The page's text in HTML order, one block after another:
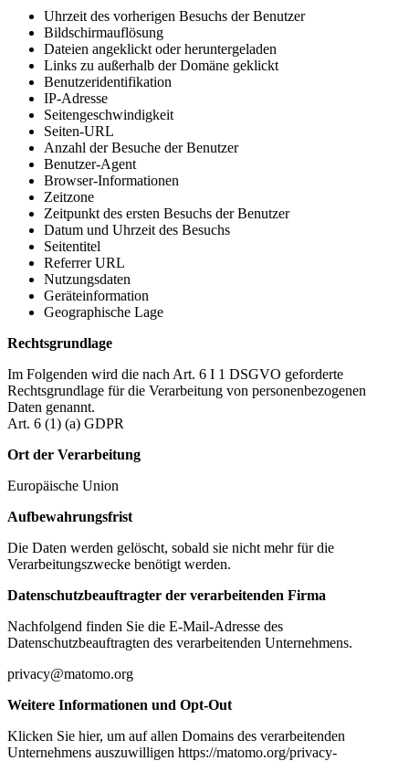
Uhrzeit des vorherigen Besuchs der Benutzer
Bildschirmauflösung
Dateien angeklickt oder heruntergeladen
Links zu außerhalb der Domäne geklickt
Benutzeridentifikation
IP-Adresse
Seitengeschwindigkeit
Seiten-URL
Anzahl der Besuche der Benutzer
Benutzer-Agent
Browser-Informationen
Zeitzone
Zeitpunkt des ersten Besuchs der Benutzer
Datum und Uhrzeit des Besuchs
Seitentitel
Referrer URL
Nutzungsdaten
Geräteinformation
Geographische Lage
Rechtsgrundlage
Im Folgenden wird die nach Art. 6 I 1 DSGVO geforderte
Rechtsgrundlage für die Verarbeitung von personenbezogenen
Daten genannt.
Art. 6 (1) (a) GDPR
Ort der Verarbeitung
Europäische Union
Aufbewahrungsfrist
Die Daten werden gelöscht, sobald sie nicht mehr für die
Verarbeitungszwecke benötigt werden.
Datenschutzbeauftragter der verarbeitenden Firma
Nachfolgend finden Sie die E-Mail-Adresse des
Datenschutzbeauftragten des verarbeitenden Unternehmens.
privacy@matomo.org
Weitere Informationen und Opt-Out
Klicken Sie hier, um auf allen Domains des verarbeitenden
Unternehmens auszuwilligen https://matomo.org/privacy-